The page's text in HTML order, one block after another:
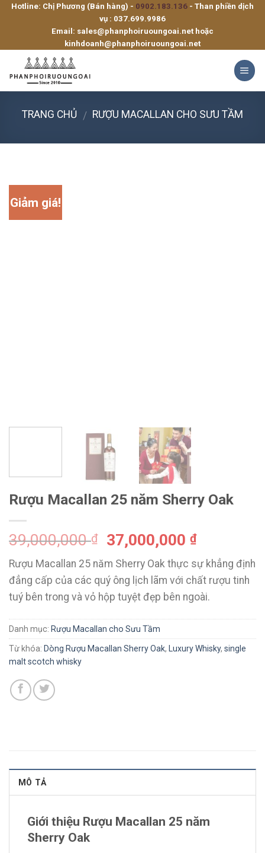
SkipHotline: Chị Phương (Bán hàng) - 0902.183.136 - Than phiền dịch
vụ : 037.699.9986
Email: sales@phanphoiruoungoai.net hoặc
kinhdoanh@phanphoiruoungoai.net
TRANG CHỦ / RƯỢU MACALLAN CHO SƯU TẦM
Giảm giá!
Rượu Macallan 25 năm Sherry Oak
39,000,000₫ 37,000,000 ₫
Rượu Macallan 25 năm Sherry Oak thực sự khẳng định
đẳng cấp của các quý ông lịch lãm với chất rượu tinh
tuý bên trong và vỏ hộp tuyệt đẹp bên ngoài.
Danh mục: Rượu Macallan cho Sưu Tầm
Từ khóa: Dòng Rượu Macallan Sherry Oak, Luxury Whisky, single
malt scotch whisky
MÔ TẢ
Giới thiệu Rượu Macallan 25 năm
Sherry Oak